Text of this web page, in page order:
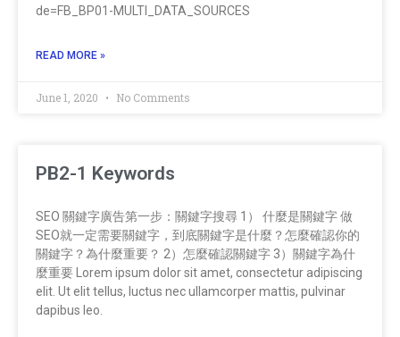
de=FB_BP01-MULTI_DATA_SOURCES
READ MORE »
June 1, 2020 No Comments
PB2-1 Keywords
SEO 關鍵字廣告第一步：關鍵字搜尋 1） 什麼是關鍵字 做
SEO就一定需要關鍵字，到底關鍵字是什麼？怎麼確認你的
關鍵字？為什麼重要？ 2）怎麼確認關鍵字 3）關鍵字為什
麼重要 Lorem ipsum dolor sit amet, consectetur adipiscing
elit. Ut elit tellus, luctus nec ullamcorper mattis, pulvinar
dapibus leo.